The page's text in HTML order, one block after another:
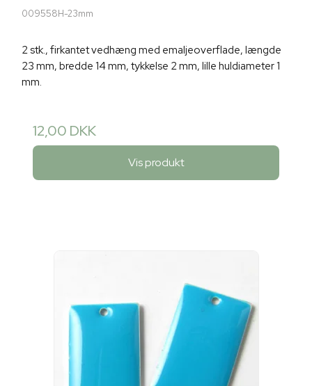
009558H-23mm
2 stk., firkantet vedhæng med emaljeoverflade, længde
23 mm, bredde 14 mm, tykkelse 2 mm, lille huldiameter 1
mm.
12,00 DKK
Vis produkt